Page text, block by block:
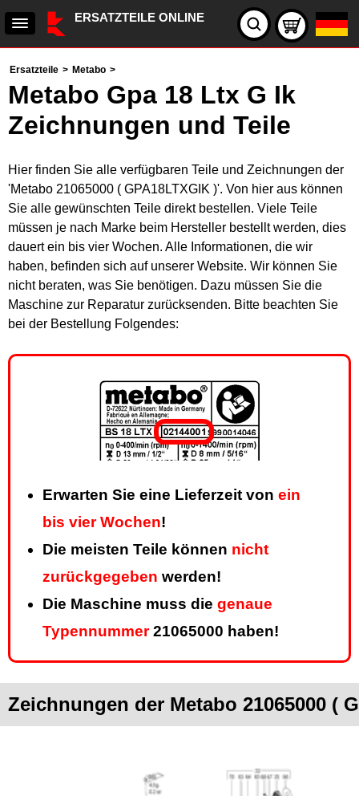
ERSATZTEILE ONLINE
Ersatzteile > Metabo >
Metabo Gpa 18 Ltx G Ik
Zeichnungen und Teile
Hier finden Sie alle verfügbaren Teile und Zeichnungen der
'Metabo 21065000 ( GPA18LTXGIK )'. Von hier aus können
Sie alle gewünschten Teile direkt bestellen. Viele Teile
müssen je nach Marke beim Hersteller bestellt werden, dies
dauert ein bis vier Wochen. Alle Informationen, die wir
haben, befinden sich auf unserer Website. Wir können Sie
nicht beraten, was Sie benötigen. Dazu müssen Sie die
Maschine zur Reparatur zurücksenden. Bitte beachten Sie
bei der Bestellung Folgendes:
Erwarten Sie eine Lieferzeit von ein
bis vier Wochen!
Die meisten Teile können nicht
zurückgegeben werden!
Die Maschine muss die genaue
Typennummer21065000 haben!
Zeichnungen der Metabo 21065000 (